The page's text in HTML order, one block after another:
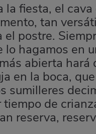
fiesta, el
tan
postre.
hagamos en
abierta hará
en la boca,
sumilleres
de
reserva,